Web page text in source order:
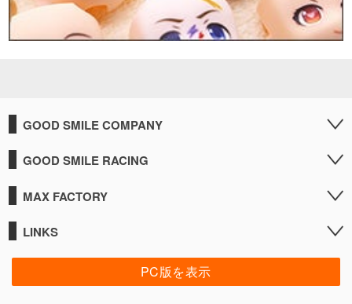
GOOD SMILE COMPANY
GOOD SMILE RACING
MAX FACTORY
LINKS
PC版を表示